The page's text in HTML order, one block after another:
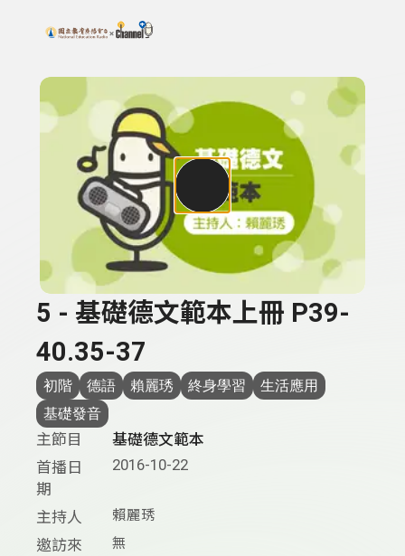
上方功能區塊
搜尋關鍵字：可輸入節目名稱、主持人或關鍵字
5 - 基礎德文範本上冊 P39-
40.35-37
初階 德語 賴麗琇 終身學習
生活應用
基礎發音
主節目
基礎德文範本
首播日
期
2016-10-22
主持人 賴麗琇
邀訪來
無